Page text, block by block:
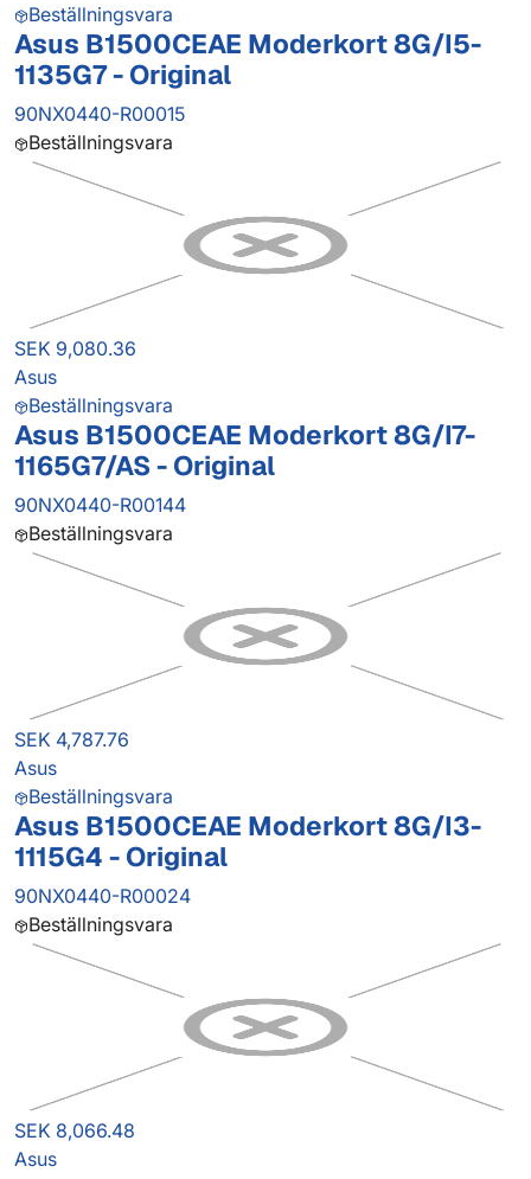
Beställningsvara
Asus B1500CEAE Moderkort 8G/I5-
1135G7 - Original
90NX0440-R00015
Beställningsvara
SEK 9,080.36
Asus
Beställningsvara
Asus B1500CEAE Moderkort 8G/I7-
1165G7/AS - Original
90NX0440-R00144
Beställningsvara
SEK 4,787.76
Asus
Beställningsvara
Asus B1500CEAE Moderkort 8G/I3-
1115G4 - Original
90NX0440-R00024
Beställningsvara
SEK 8,066.48
Asus